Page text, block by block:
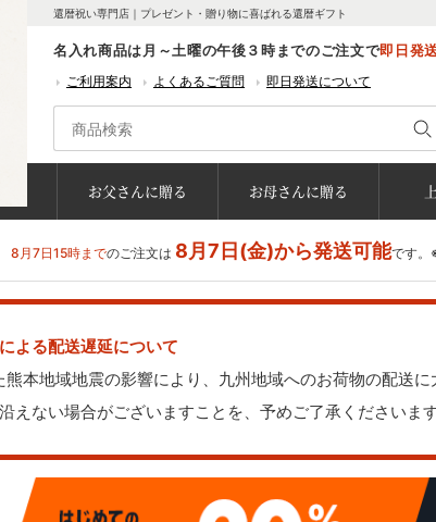
還暦祝い専門店｜プレゼント・贈り物に喜ばれる還暦ギフト
名入れ商品は月～土曜の午後３時までのご注文で即日発
ご利用案内 よくあるご質問 即日発送について
お父さんに贈る お母さんに贈る
8月7日15時までのご注文は 8月7日(金)から発送可能です。
よる配送遅延について
本地域地震の影響により、九州地域へのお荷物の配送
えない場合がございますことを、予めご了承くださいま